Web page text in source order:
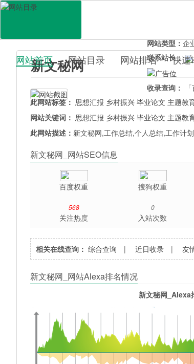
百科目录
网站首页 网站目录 网站排名 快速
新文秘网
网站类型：企
联系站长：
收录查询：
此网站标签： 思想汇报 乡村振兴 毕业论文 主题教
网站关键词： 思想汇报 乡村振兴 毕业论文 主题教
此网站描述： 新文秘网,工作总结,个人总结,工作计
新文秘网_网站SEO信息
百度权重 搜狗权重
568
关注热度
0
入站次数
相关在线查询： 综合查询 |近日收录 |友
新文秘网_网站Alexa排名情况
新文秘网_Alexa